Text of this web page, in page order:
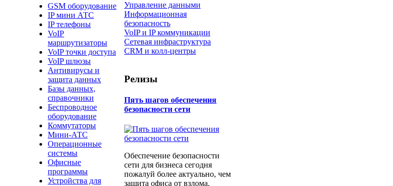
GSM оборудование
IP мини АТС
IP телефоны
VoIP
маршрутизаторы
VoIP точки доступа
VoIP шлюзы
Антивирусы и
защита данных
Базы данных,
справочники
Беспроводное
оборудование
Коммутаторы
Мини-АТС
Операционные
системы
Офисные
программы
Устройства для
Управление данными
Информационная
безопасность
VoIP и IP коммуникации
Сетевая инфраструктура
CRM и колл-центры
Релизы
Пять шагов обеспечения
безопасности сети
Обеспечение безопасности
сети для бизнеса сегодня
пожалуй более актуально, чем
защита офиса от взлома.